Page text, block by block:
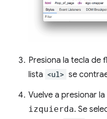
Presiona la tecla de
lista <ul> se
Vuelve a presionar
izquierda. Se